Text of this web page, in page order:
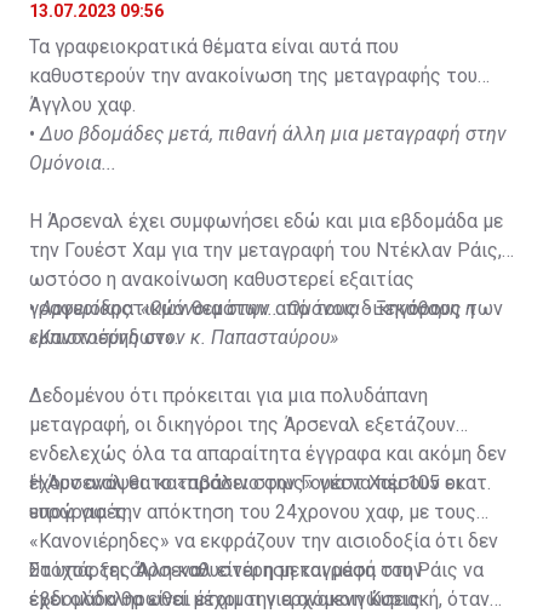
13.07.2023 09:56
Τα γραφειοκρατικά θέματα είναι αυτά που
καθυστερούν την ανακοίνωση της μεταγραφής του
Άγγλου χαφ.
•Δυο βδομάδες μετά, πιθανή άλλη μια μεταγραφή στην
Ομόνοια...
Η Άρσεναλ έχει συμφωνήσει εδώ και μια εβδομάδα με
την Γουέστ Χαμ για την μεταγραφή του Ντέκλαν Ράις,
ωστόσο η ανακοίνωση καθυστερεί εξαιτίας
γραφειοκρατικών θεμάτων από τους δικηγόρους των
«Κανονιέρηδων».
•Αργυρίδης: «Ομόνοια στην... Ομόνοια - Ξεκάθαρη η
εμπιστοσύνη στον κ. Παπασταύρου»
Δεδομένου ότι πρόκειται για μια πολυδάπανη
μεταγραφή, οι δικηγόροι της Άρσεναλ εξετάζουν
ενδελεχώς όλα τα απαραίτητα έγγραφα και ακόμη δεν
έχουν ανάψει το «πράσινο φως» για να πέσουν οι
υπογραφές.
Η Άρσεναλ θα καταβάλει στην Γουέστ Χαμ 105 εκατ.
ευρώ για την απόκτηση του 24χρονου χαφ, με τους
«Κανονιέρηδες» να εκφράζουν την αισιοδοξία ότι δεν
θα υπάρξει άλλη καθυστέρηση και μέσα στην
εβδομάδα θα είναι έτοιμοι για ανακοινώσεις.
Στόχος της Άρσεναλ είναι η μεταγραφή του Ράις να
έχει ολοκληρωθεί μέχρι την ερχόμενη Κυριακή, όταν